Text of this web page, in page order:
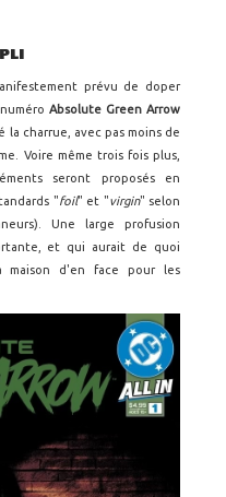
prévu de doper
Absolute Green Arrow
la charrue, avec pas moins de
Voire même trois fois plus,
seront proposés en
"foil" et "virgin" selon
Une large profusion
et qui aurait de quoi
maison d'en face pour les